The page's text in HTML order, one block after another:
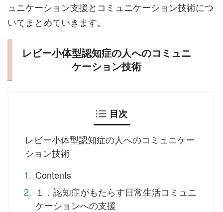
ュニケーション支援とコミュニケーション技術につ
いてまとめていきます。
レビー小体型認知症の人へのコミュニ
ケーション技術
目次
レビー小体型認知症の人へのコミュニケー
ション技術
Contents
１．認知症がもたらす日常生活コミュニ
ケーションへの支援